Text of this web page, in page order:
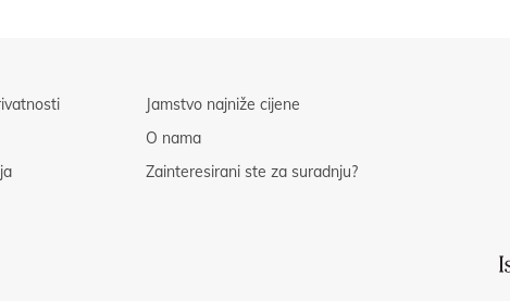
Jamstvo najniže cijene
O nama
Zainteresirani ste za suradnju?